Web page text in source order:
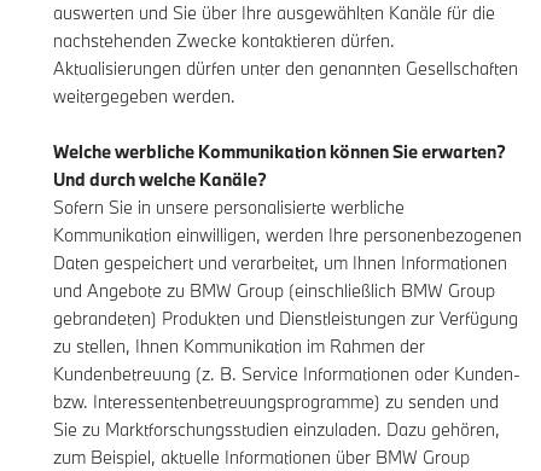
auswerten und Sie über Ihre ausgewählten Kanäle für die
nachstehenden Zwecke kontaktieren dürfen.
Aktualisierungen dürfen unter den genannten Gesellschaften
weitergegeben werden.
Welche werbliche Kommunikation können Sie erwarten?
Und durch welche Kanäle?
Sofern Sie in unsere personalisierte werbliche
Kommunikation einwilligen, werden Ihre personenbezogenen
Daten gespeichert und verarbeitet, um Ihnen Informationen
und Angebote zu BMW Group (einschließlich BMW Group
gebrandeten) Produkten und Dienstleistungen zur Verfügung
zu stellen, Ihnen Kommunikation im Rahmen der
Kundenbetreuung (z. B. Service Informationen oder Kunden-
bzw. Interessentenbetreuungsprogramme) zu senden und
Sie zu Marktforschungsstudien einzuladen. Dazu gehören,
zum Beispiel, aktuelle Informationen über BMW Group